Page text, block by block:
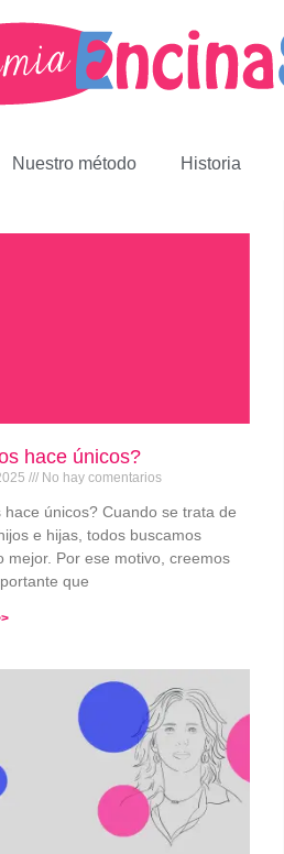
Nuestro método Historia
hace únicos?
No hay comentarios
hace únicos? Cuando se trata de
e hijas, todos buscamos
mejor. Por ese motivo, creemos
que